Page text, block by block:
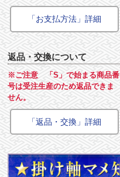
「お支払方法」詳細
返品・交換について
※ご注意 「S」で始まる商品番
号は受注生産のため返品できま
せん。
「返品・交換」詳細